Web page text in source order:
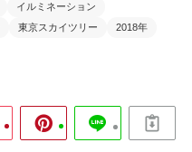
イルミネーション
東京スカイツリー
2018年